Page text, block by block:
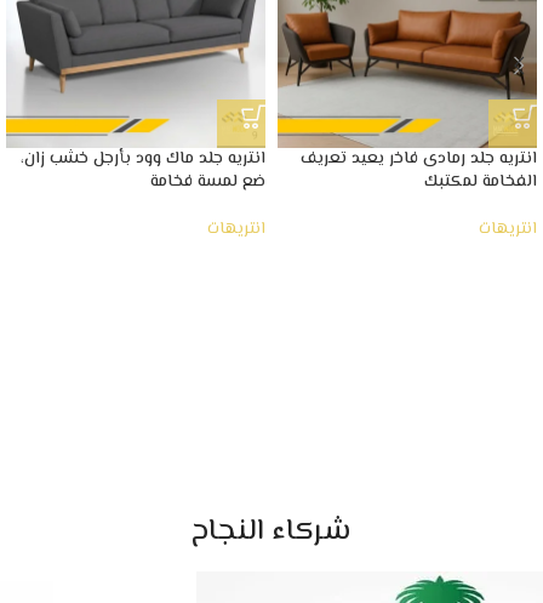
انتريه جلد رمادى فاخر يعيد تعريف
الفخامة لمكتبك
انتريهات
انتريه جلد ماك وود بأرجل خشب زان،
ضع لمسة فخامة
انتريهات
شركاء النجاح